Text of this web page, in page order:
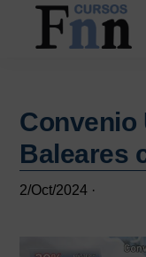
Saltar
contenido
Saltar
principal
online
Convenio
Baleares
2/Oct/2024 ·